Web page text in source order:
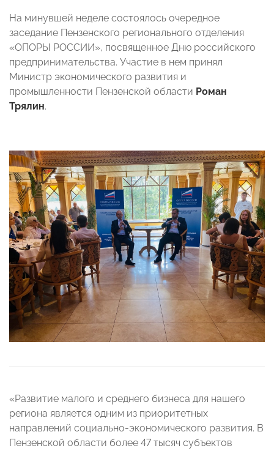
На минувшей неделе состоялось очередное
заседание Пензенского регионального отделения
«ОПОРЫ РОССИИ», посвященное Дню российского
предпринимательства. Участие в нем принял
Министр экономического развития и
промышленности Пензенской области Роман
Трялин.
«Развитие малого и среднего бизнеса для нашего
региона является одним из приоритетных
направлений социально-экономического развития. В
Пензенской области более 47 тысяч субъектов